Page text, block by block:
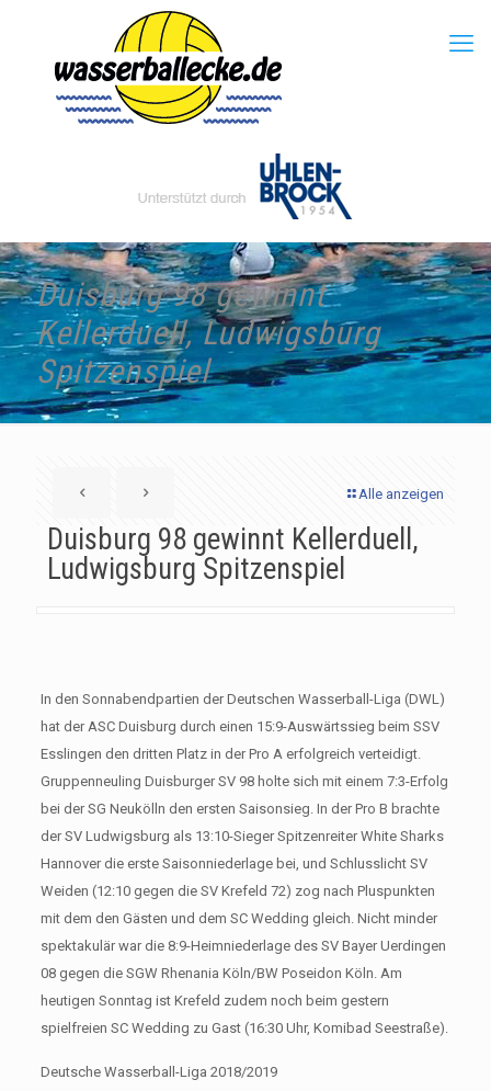
Duisburg 98 gewinnt
Kellerduell, Ludwigsburg
Spitzenspiel
Alle anzeigen
Duisburg 98 gewinnt Kellerduell,
Ludwigsburg Spitzenspiel
In den Sonnabendpartien der Deutschen Wasserball-Liga (DWL)
hat der ASC Duisburg durch einen 15:9-Auswärtssieg beim SSV
Esslingen den dritten Platz in der Pro A erfolgreich verteidigt.
Gruppenneuling Duisburger SV 98 holte sich mit einem 7:3-Erfolg
bei der SG Neukölln den ersten Saisonsieg. In der Pro B brachte
der SV Ludwigsburg als 13:10-Sieger Spitzenreiter White Sharks
Hannover die erste Saisonniederlage bei, und Schlusslicht SV
Weiden (12:10 gegen die SV Krefeld 72) zog nach Pluspunkten
mit dem den Gästen und dem SC Wedding gleich. Nicht minder
spektakulär war die 8:9-Heimniederlage des SV Bayer Uerdingen
08 gegen die SGW Rhenania Köln/BW Poseidon Köln. Am
heutigen Sonntag ist Krefeld zudem noch beim gestern
spielfreien SC Wedding zu Gast (16:30 Uhr, Komibad Seestraße).
Deutsche Wasserball-Liga 2018/2019